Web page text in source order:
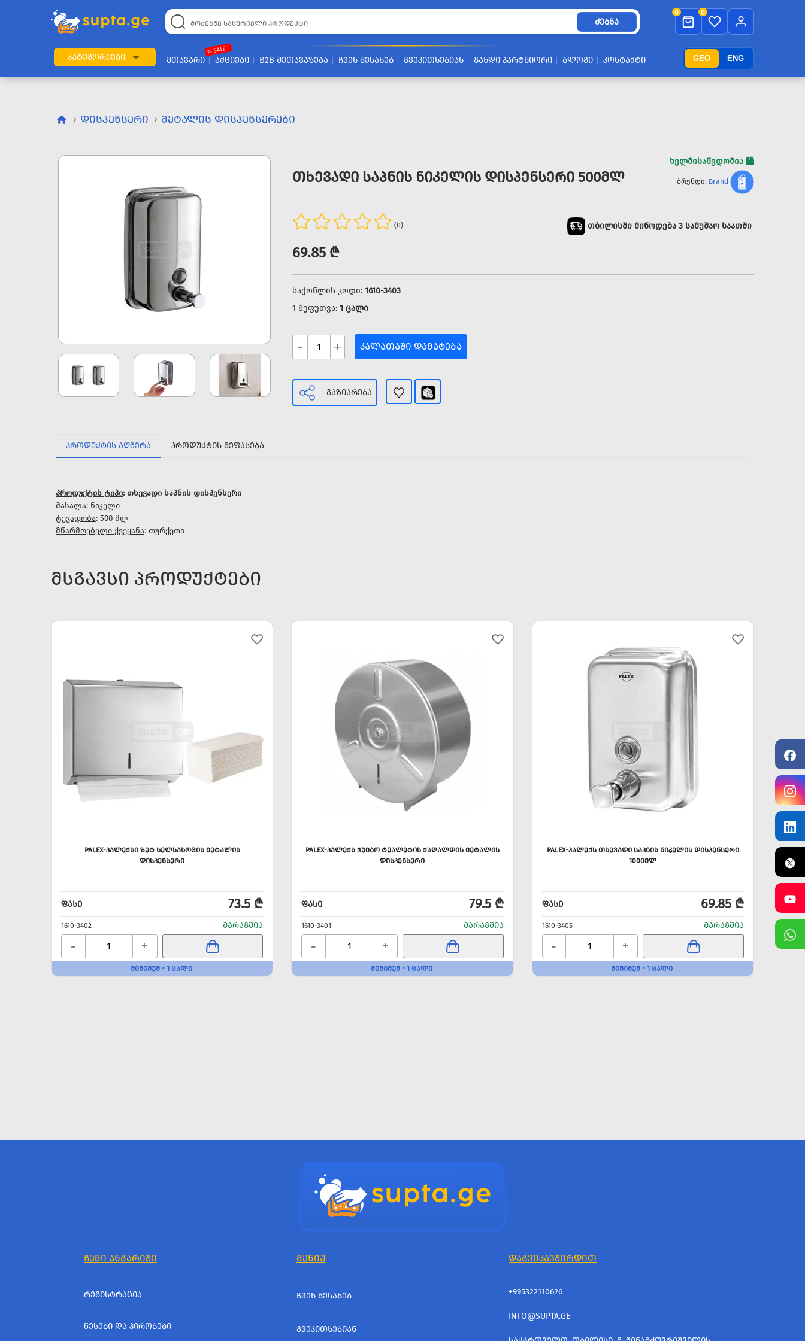
GEO ENG
ᲫᲔᲑᲜᲐ
0 0
ᲙᲐᲢᲔᲒᲝᲠᲘᲔᲑᲘ ᲛᲗᲐᲕᲐᲠᲘ ᲐᲥᲪᲘᲔᲑᲘ
% SALE
B2B ᲨᲔᲗᲐᲕᲐᲖᲔᲑᲐ ᲩᲕᲔᲜ ᲨᲔᲡᲐᲮᲔᲑ ᲒᲕᲔᲙᲘᲗᲮᲔᲑᲘᲐᲜ ᲒᲐᲮᲓᲘ ᲞᲐᲠᲢᲜᲘᲝᲠᲘ ᲑᲚᲝᲒᲘ ᲙᲝᲜᲢᲐᲥᲢᲘ
ᲓᲘᲡᲞᲔᲜᲡᲔᲠᲘ ᲛᲔᲢᲐᲚᲘᲡ ᲓᲘᲡᲞᲔᲜᲡᲔᲠᲔᲑᲘ
ᲗᲮᲔᲕᲐᲓᲘ ᲡᲐᲞᲜᲘᲡ ᲜᲘᲙᲔᲚᲘᲡ ᲓᲘᲡᲞᲔᲜᲡᲔᲠᲘ 500ᲛᲚ
ხელმისაწვდომია
ბრენდი: Brand
(0)
69.85 ₾
თბილისში მიწოდება 3 სამუშაო საათში
საქონლის კოდი:1610-3403
1 შეფუთვა:1 ცალი
- + ᲙᲐᲚᲐᲗᲐᲨᲘ ᲓᲐᲛᲐᲢᲔᲑᲐ
ᲒᲐᲖᲘᲐᲠᲔᲑᲐ
ᲞᲠᲝᲓᲣᲥᲢᲘᲡ ᲐᲦᲬᲔᲠᲐ ᲞᲠᲝᲓᲣᲥᲢᲘᲡ ᲨᲔᲤᲐᲡᲔᲑᲐ
პროდუქტის ტიპი: თხევადი საპნის დისპენსერი
მასალა: ნიკელი
ტევადობა: 500 მლ
მწარმოებელი ქვეყანა: თურქეთი
ᲛᲡᲒᲐᲕᲡᲘ ᲞᲠᲝᲓᲣᲥᲢᲔᲑᲘ
PALEX-ᲞᲐᲚᲔᲥᲡᲘ ᲖᲔᲢ ᲮᲔᲚᲡᲐᲮᲝᲪᲘᲡ ᲛᲔᲢᲐᲚᲘᲡ
ᲓᲘᲡᲞᲔᲜᲡᲔᲠᲘ
ᲤᲐᲡᲘ 73.5 ₾
1610-3402 ᲛᲐᲠᲐᲒᲨᲘᲐ
- +
ᲛᲘᲜᲘᲛᲣᲛ - 1 ᲪᲐᲚᲘ
PALEX-ᲞᲐᲚᲔᲥᲡ ᲯᲣᲛᲑᲝ ᲢᲣᲐᲚᲔᲢᲘᲡ ᲥᲐᲦᲐᲚᲓᲘᲡ ᲛᲔᲢᲐᲚᲘᲡ
ᲓᲘᲡᲞᲔᲜᲡᲔᲠᲘ
ᲤᲐᲡᲘ 79.5 ₾
1610-3401 ᲛᲐᲠᲐᲒᲨᲘᲐ
- +
ᲛᲘᲜᲘᲛᲣᲛ - 1 ᲪᲐᲚᲘ
PALEX-ᲞᲐᲚᲔᲥᲡ ᲗᲮᲔᲕᲐᲓᲘ ᲡᲐᲞᲜᲘᲡ ᲜᲘᲙᲔᲚᲘᲡ ᲓᲘᲡᲞᲔᲜᲡᲔᲠᲘ
1000ᲛᲚ
ᲤᲐᲡᲘ 69.85 ₾
1610-3405 ᲛᲐᲠᲐᲒᲨᲘᲐ
- +
ᲛᲘᲜᲘᲛᲣᲛ - 1 ᲪᲐᲚᲘ
ᲩᲔᲛᲘ ᲐᲜᲒᲐᲠᲘᲨᲘ ᲛᲔᲜᲘᲣ ᲓᲐᲒᲕᲘᲙᲐᲕᲨᲘᲠᲓᲘᲗ
ᲠᲔᲒᲘᲡᲢᲠᲐᲪᲘᲐ
ᲬᲔᲡᲔᲑᲘ ᲓᲐ ᲞᲘᲠᲝᲑᲔᲑᲘ
ᲩᲕᲔᲜ ᲨᲔᲡᲐᲮᲔᲑ
ᲒᲕᲔᲙᲘᲗᲮᲔᲑᲘᲐᲜ
+995322110626
INFO@SUPTA.GE